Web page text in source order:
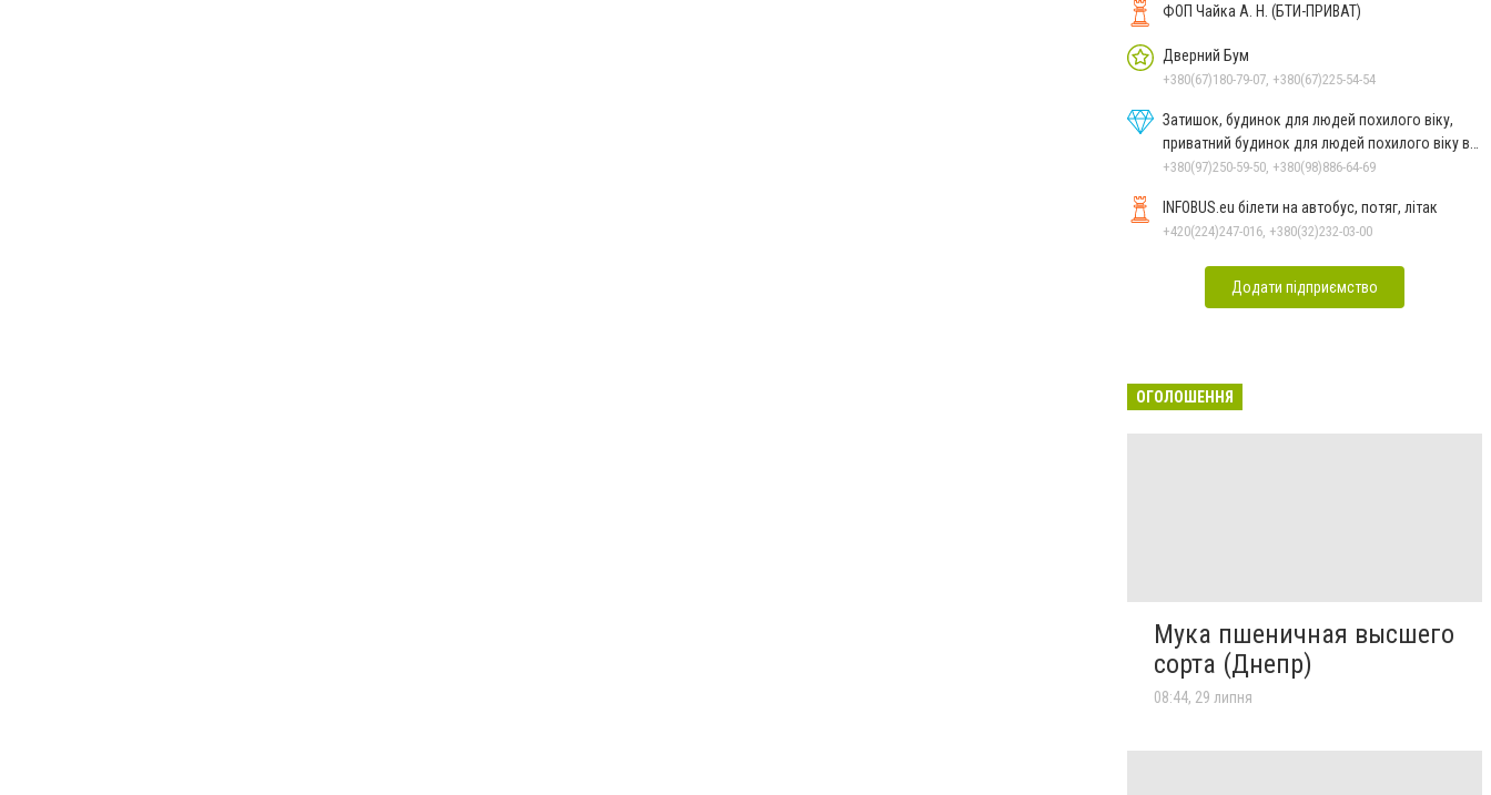
ФОП Чайка А. Н. (БТИ-ПРИВАТ)
Дверний Бум
+380(67)180-79-07, +380(67)225-54-54
Затишок, будинок для людей похилого віку,
приватний будинок для людей похилого віку в
Дніпрі
+380(97)250-59-50, +380(98)886-64-69
INFOBUS.eu білети на автобус, потяг, літак
+420(224)247-016, +380(32)232-03-00
Додати підприємство
ОГОЛОШЕННЯ
Мука пшеничная высшего
сорта (Днепр)
08:44, 29 липня